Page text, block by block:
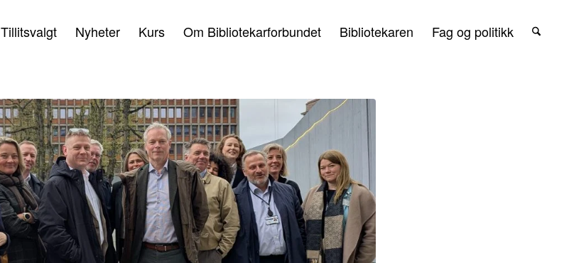
Tillitsvalgt Nyheter Kurs Om Bibliotekarforbundet Bibliotekaren Fag og politikk